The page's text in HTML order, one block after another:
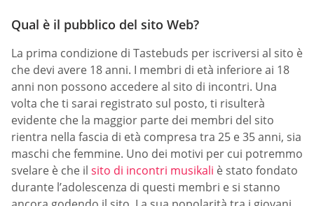
Qual è il pubblico del sito Web?
La prima condizione di Tastebuds per iscriversi al sito è
che devi avere 18 anni. I membri di età inferiore ai 18
anni non possono accedere al sito di incontri. Una
volta che ti sarai registrato sul posto, ti risulterà
evidente che la maggior parte dei membri del sito
rientra nella fascia di età compresa tra 25 e 35 anni, sia
maschi che femmine. Uno dei motivi per cui potremmo
svelare è che il sito di incontri musikali è stato fondato
durante l’adolescenza di questi membri e si stanno